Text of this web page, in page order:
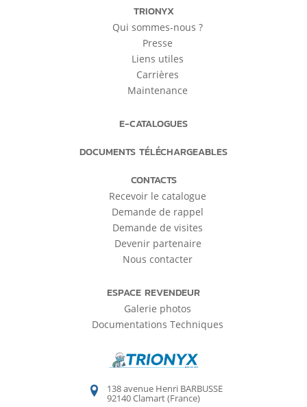
TRIONYX
Qui sommes-nous ?
Presse
Liens utiles
Carrières
Maintenance
E-CATALOGUES
DOCUMENTS TÉLÉCHARGEABLES
CONTACTS
Recevoir le catalogue
Demande de rappel
Demande de visites
Devenir partenaire
Nous contacter
ESPACE REVENDEUR
Galerie photos
Documentations Techniques
138 avenue Henri BARBUSSE
92140 Clamart (France)